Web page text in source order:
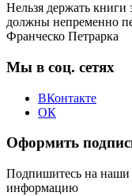
Нельзя держать
должны непременно
Франческо Петрарка
Мы в соц. сетях
ВКонтакте
ОК
Оформить
Подпишитесь на наши
информацию